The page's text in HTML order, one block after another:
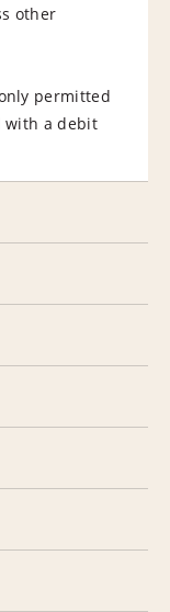
other
permitted
with a debit